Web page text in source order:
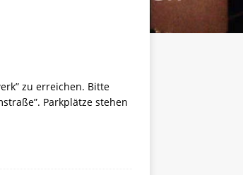
zu erreichen. Bitte
Parkplätze stehen